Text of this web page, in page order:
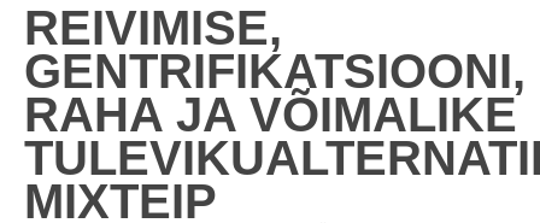
REIVIMISE,
RAHA JA VÕIMALIKE
MIXTEIP